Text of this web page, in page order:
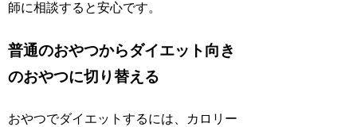
師に相談すると安心です。
普通のおやつからダイエット向き
のおやつに切り替える
おやつでダイエットするには、カロリー